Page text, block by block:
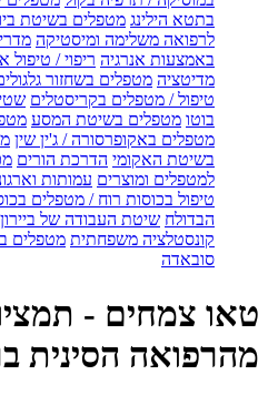
בתטא הילינג מטפלים בשיטת
לרפואה משלימה ומיסטיקה
באמצעות אנרגיה ריפוי / טיפול
מדיטציה מטפלים בשחזור
טיפול / מטפלים בקריסטלים
בוטו מטפלים בשיטת המסע
מטפלים באקופרסורה / ג'ין שין
בשיטת האקומי הדרכת הורים
למטפלים ומוצרים עמותות
טיפול בכוסות רוח / מטפלים
הבדולח שיטת העבודה של ביירון
קונסטלציה משפחתית מטפלים
סובאדה
טאו צמחים -
מהרפואה הסינית